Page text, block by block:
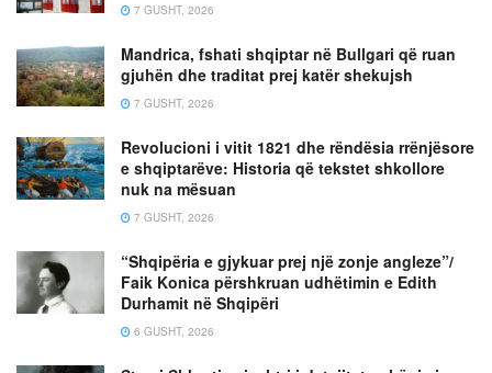
7 GUSHT, 2026
Mandrica, fshati shqiptar në Bullgari që ruan
gjuhën dhe traditat prej katër shekujsh
7 GUSHT, 2026
Revolucioni i vitit 1821 dhe rëndësia rrënjësore
e shqiptarëve: Historia që tekstet shkollore
nuk na mësuan
7 GUSHT, 2026
“Shqipëria e gjykuar prej një zonje angleze”/
Faik Konica përshkruan udhëtimin e Edith
Durhamit në Shqipëri
6 GUSHT, 2026